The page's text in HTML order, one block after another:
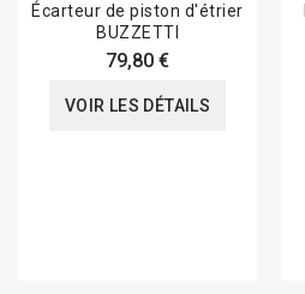
Écarteur de piston d'étrier
BUZZETTI
79,80 €
VOIR LES DÉTAILS